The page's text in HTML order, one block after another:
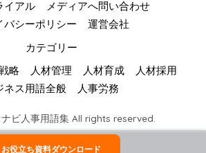
イアル
メディアへ問い合わせ
バシーポリシー
運営会社
カテゴリー
略 人材管理 人材育成
人材採用
ネス用語全般
人事労務
ビ人事用語集 All rights reserved.
お役立ち資料ダウンロード